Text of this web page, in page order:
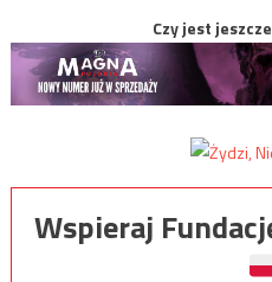
Czy jest
Wspieraj